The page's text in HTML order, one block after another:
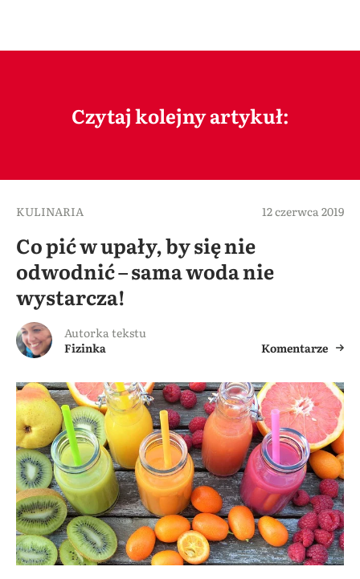
Czytaj kolejny artykuł:
KULINARIA 12 czerwca 2019
Co pić w upały, by się nie
odwodnić – sama woda nie
wystarcza!
Autorka tekstu
Fizinka
Komentarze